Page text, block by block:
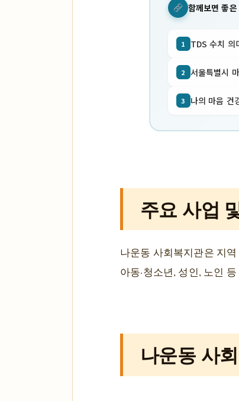
함께보면 좋은
1 TDS 수치 의
2 서울특별시
3 나의 마음 건
주요 사업
나운동 사회복지관은 지
아동·청소년, 성인, 노인
나운동 사